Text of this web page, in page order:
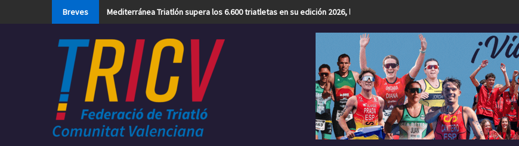
Breves Mediterránea Triatlón supera los 6.600 triatletas en su edición 2026, la más numerosa hasta la fecha